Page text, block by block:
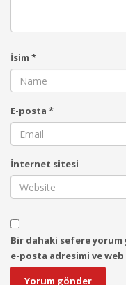
İsim *
E-posta *
İnternet sitesi
Bir dahaki sefere yorum
e-posta adresimi ve